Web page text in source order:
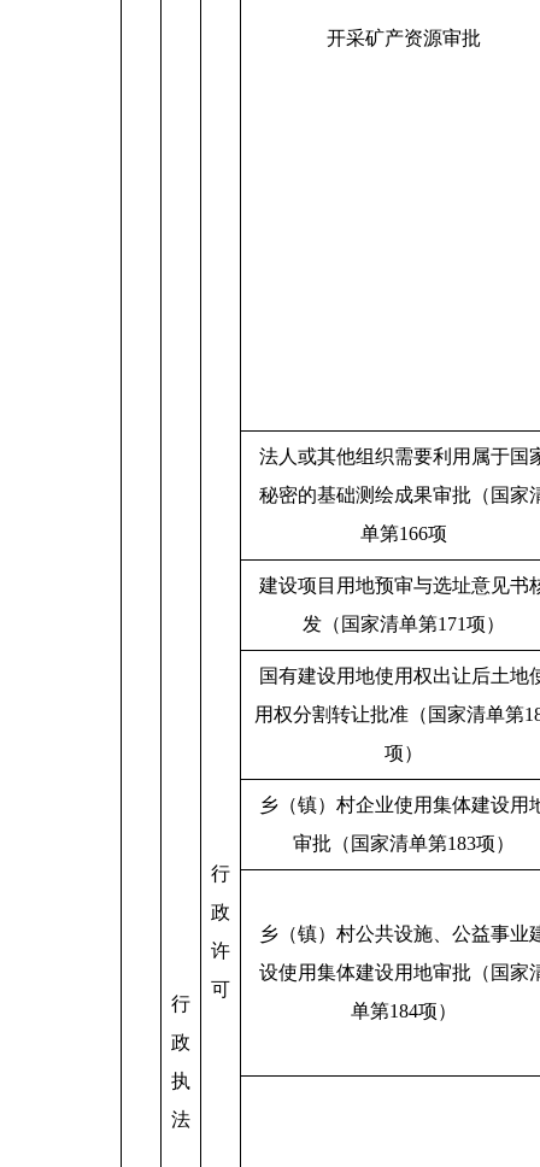
行
政
执
法
行
政
许
可
开采矿产资源审批
法人或其他组织需要利用属于国
秘密的基础测绘成果审批（国家
单第166项
建设项目用地预审与选址意见书
发（国家清单第171项）
国有建设用地使用权出让后土地
用权分割转让批准（国家清单第
项）
乡（镇）村企业使用集体建设用
审批（国家清单第183项）
乡（镇）村公共设施、公益事业
设使用集体建设用地审批（国家
单第184项）